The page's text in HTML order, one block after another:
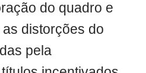
do quadro e
distorções do
pela